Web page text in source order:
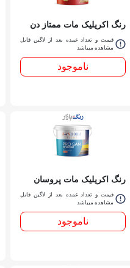
رنگ اکریلیک مات ممتاز دن
سان سفيد 206 ساندورا
كوارت
قیمت و تعداد عمده بعد از لاگین قابل
مشاهده میباشد
ناموجود
رنگ اکریلیک مات پروسان
سفيد 207 ساندورا گالنقیمت و تعداد عمده بعد از لاگین قابل
مشاهده میباشد
ناموجود